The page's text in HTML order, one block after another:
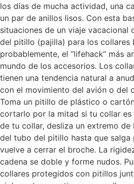
los días de mucha actividad, una
un par de anillos lisos. Con esta
situaciones de un viaje vacacional
del pitillo (pajilla) para los collares
probablemente, el “lifehack” más
mundo de los accesorios. Los
tienen una tendencia natural a
con el movimiento del avión o del
Toma un pitillo de plástico o
cortarlo por la mitad si tu collar
de tu collar, desliza un extremo
del tubo del pitillo hasta que
vuelve a cerrar el broche. La
cadena se doble y forme nudos.
collares protegidos con pitillos